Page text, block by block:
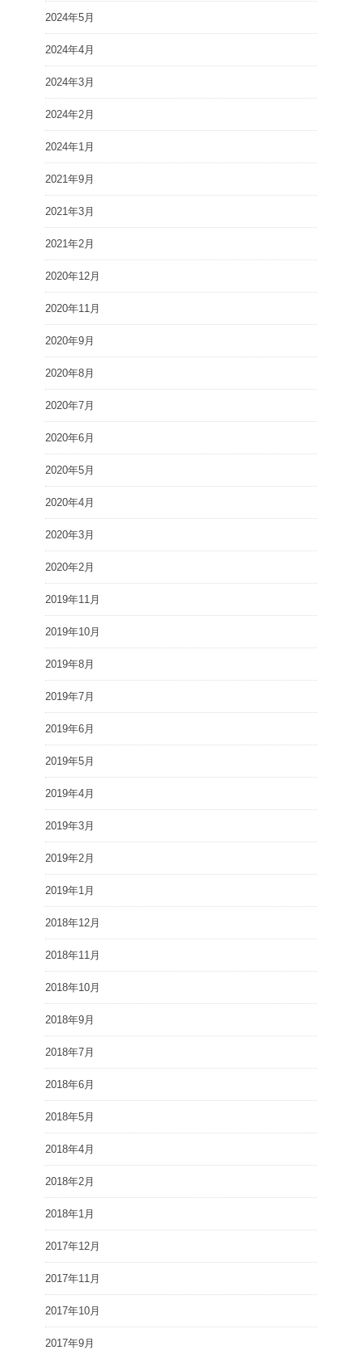
2024年5月
2024年4月
2024年3月
2024年2月
2024年1月
2021年9月
2021年3月
2021年2月
2020年12月
2020年11月
2020年9月
2020年8月
2020年7月
2020年6月
2020年5月
2020年4月
2020年3月
2020年2月
2019年11月
2019年10月
2019年8月
2019年7月
2019年6月
2019年5月
2019年4月
2019年3月
2019年2月
2019年1月
2018年12月
2018年11月
2018年10月
2018年9月
2018年7月
2018年6月
2018年5月
2018年4月
2018年2月
2018年1月
2017年12月
2017年11月
2017年10月
2017年9月